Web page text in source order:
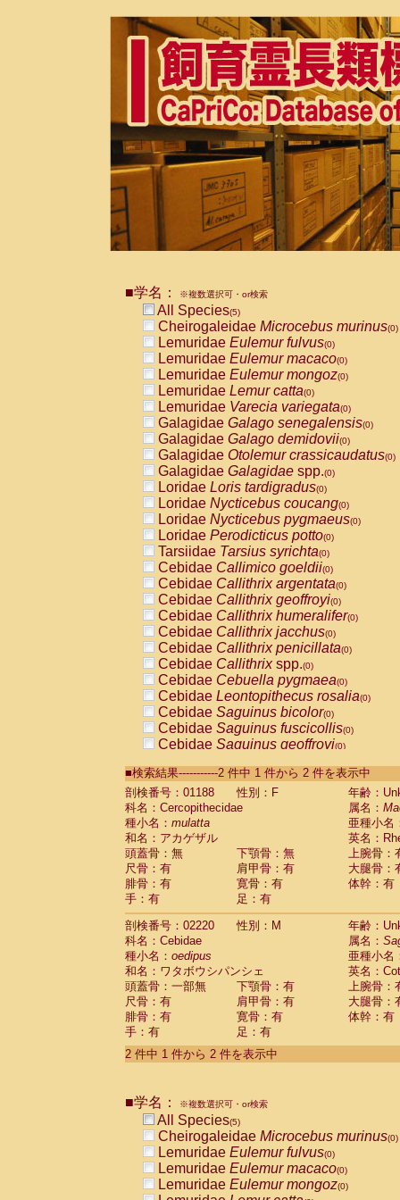
■学名： ※複数選択可・or検索
All Species(5)
Cheirogaleidae Microcebus murinus(0)
Lemuridae Eulemur fulvus(0)
Lemuridae Eulemur macaco(0)
Lemuridae Eulemur mongoz(0)
Lemuridae Lemur catta(0)
Lemuridae Varecia variegata(0)
Galagidae Galago senegalensis(0)
Galagidae Galago demidovii(0)
Galagidae Otolemur crassicaudatus(0)
Galagidae Galagidae spp.(0)
Loridae Loris tardigradus(0)
Loridae Nycticebus coucang(0)
Loridae Nycticebus pygmaeus(0)
Loridae Perodicticus potto(0)
Tarsiidae Tarsius syrichta(0)
Cebidae Callimico goeldii(0)
Cebidae Callithrix argentata(0)
Cebidae Callithrix geoffroyi(0)
Cebidae Callithrix humeralifer(0)
Cebidae Callithrix jacchus(0)
Cebidae Callithrix penicillata(0)
Cebidae Callithrixspp.(0)
Cebidae Cebuella pygmaea(0)
Cebidae Leontopithecus rosalia(0)
Cebidae Saguinus bicolor(0)
Cebidae Saguinus fuscicollis(0)
Cebidae Saguinus geoffroyi(0)
CebidaeSaguinus labiatus(0)
Cebidae Saguinus leucopus (0)
CebidaeSaguinus midas
Cebidae
CebidaeSaguinus nigricollis (1)
Cebidae Saguinus oedipus
Cebidae Saguinus weddelli
Cebidae Saguinusspp.
Cebidae Aotus trivirgatus
Cebidae Cebus albifrons
Cebidae
Cebidae
CebidaeCebus nigrivittatus
Cebidae Cebusspp.(0)
Cebidae Saimiri boliviensis
Cebidae Saimiri sciureus
Atelidae Alouatta caraya
AtelidaeAlouatta fusca
AtelidaeAlouatta seniculus
AtelidaeAteles belzebuth
AtelidaeAteles geoffroyi
AtelidaeAteles paniscus(0)
AtelidaeAtelesspp. (0)
AtelidaeLagothrix lagothricha
AtelidaeLagothrix lagothricha cana
PitheciidaeCacajao calvus
■検索結果-----------2 件中 1 件から 2 件を表示中
剖検番号：01188
性別：F
年齢：
科名：Cercopithecidae
属名：
種小名： mulatta
亜種小名
和名：アカゲザル
英名：
頭蓋骨：無
下顎骨：無
上腕骨：
尺骨：有
肩甲骨：有
大腿骨：
腓骨：有
寛骨：有
体幹：有
手：有
足：有
剖検番号：02220
性別：M
年齢：
科名：Cebidae
属名：
種小名： oedipus
亜種小名
和名：ワタボウシパンシェ
英名：
頭蓋骨：一部無
下顎骨：有
上腕骨：
尺骨：有
肩甲骨：有
大腿骨：
腓骨：有
寛骨：有
体幹：有
手：有
足：有
2 件中 1 件から 2 件を表示中
■学名： ※複数選択可・or検索
All Species(5)
Cheirogaleidae Microcebus murinus(0)
Lemuridae Eulemur fulvus(0)
Lemuridae Eulemur macaco(0)
Lemuridae Eulemur mongoz(0)